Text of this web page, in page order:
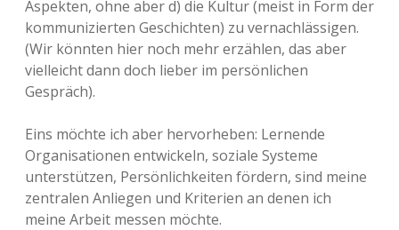
Aspekten, ohne aber d) die Kultur (meist in Form der
kommunizierten Geschichten) zu vernachlässigen.
(Wir könnten hier noch mehr erzählen, das aber
vielleicht dann doch lieber im persönlichen
Gespräch).
Eins möchte ich aber hervorheben: Lernende
Organisationen entwickeln, soziale Systeme
unterstützen, Persönlichkeiten fördern, sind meine
zentralen Anliegen und Kriterien an denen ich
meine Arbeit messen möchte.